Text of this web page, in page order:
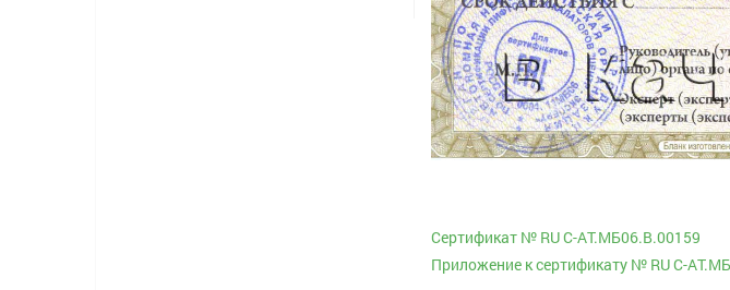
Сертификат № RU С-AT.МБ06.B.00159
Приложение к сертификату № RU С-